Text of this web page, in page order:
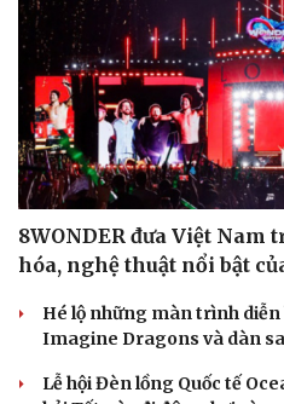
Cải chính
8WONDER đưa Việt
hóa, nghệ thuật nổi bật
Hé lộ những màn trình
Imagine Dragons và dàn
Lễ hội Đèn lồng Quốc tế